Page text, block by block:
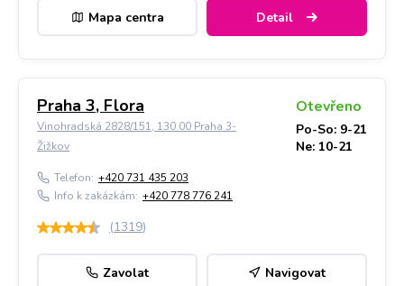
Mapa centra Detail
Praha 3, Flora
Vinohradská 2828/151, 130 00 Praha 3-
Žižkov
Otevřeno
Po-So: 9-21
Ne: 10-21
Telefon: +420 731 435 203
Info k zakázkám: +420 778 776 241
(1319)
Zavolat Navigovat